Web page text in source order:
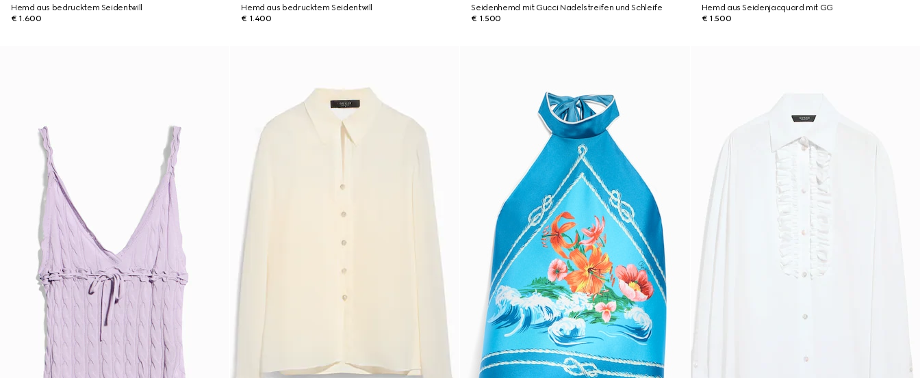
Hemd aus bedrucktem Seidentwill
€ 1.600
Hemd aus bedrucktem Seidentwill
€ 1.400
Seidenhemd mit Gucci Nadelstreifen und Schleife
€ 1.500
Hemd aus Seidenjacquard mit GG
€ 1.500